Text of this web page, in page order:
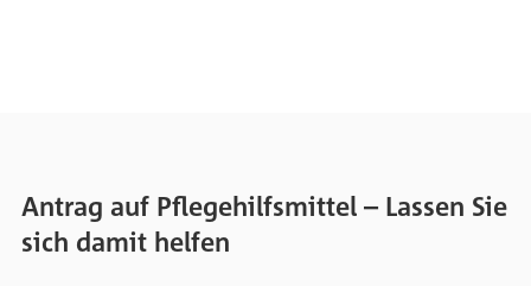
Antrag auf Pflegehilfsmittel – Lassen Sie
sich damit helfen